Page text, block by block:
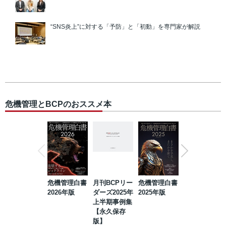
“SNS炎上”に対する「予防」と「初動」を専門家が解説
危機管理とBCPのおススメ本
危機管理白書
2026年版
月刊BCPリー
ダーズ2025年
上半期事例集
【永久保存
版】
危機管理白書
2025年版